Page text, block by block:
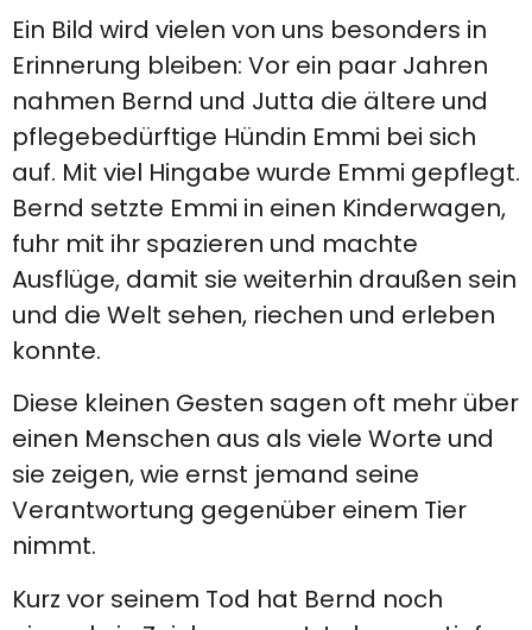
Ein Bild wird vielen von uns besonders in
Erinnerung bleiben: Vor ein paar Jahren
nahmen Bernd und Jutta die ältere und
pflegebedürftige Hündin Emmi bei sich
auf. Mit viel Hingabe wurde Emmi gepflegt.
Bernd setzte Emmi in einen Kinderwagen,
fuhr mit ihr spazieren und machte
Ausflüge, damit sie weiterhin draußen sein
und die Welt sehen, riechen und erleben
konnte.
Diese kleinen Gesten sagen oft mehr über
einen Menschen aus als viele Worte und
sie zeigen, wie ernst jemand seine
Verantwortung gegenüber einem Tier
nimmt.
Kurz vor seinem Tod hat Bernd noch